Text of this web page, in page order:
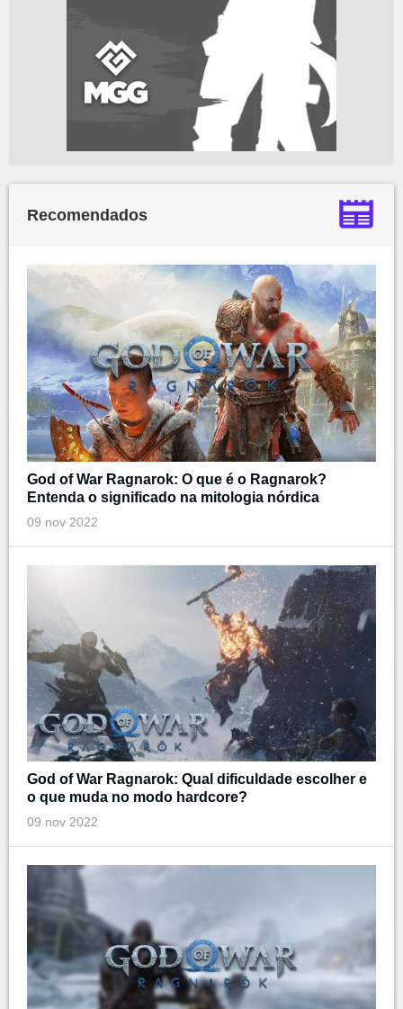
Recomendados
God of War Ragnarok: O que é o Ragnarok?
Entenda o significado na mitologia nórdica
09 nov 2022
God of War Ragnarok: Qual dificuldade escolher e
o que muda no modo hardcore?
09 nov 2022